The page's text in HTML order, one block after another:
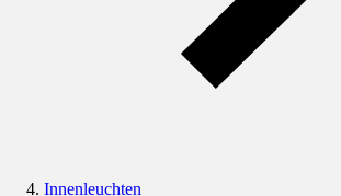
Innenleuchten